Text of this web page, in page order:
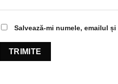
Salvează-mi numele, emailul